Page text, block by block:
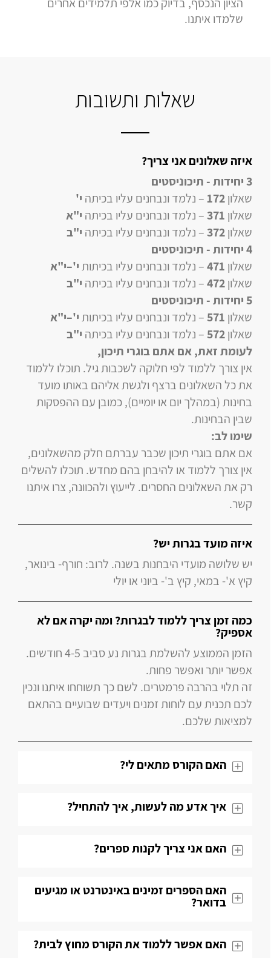
הציון הנכסף, בדיוק כמו אלפי תלמידים אחרים
שלמדו איתנו.
שאלות ותשובות
איזה שאלונים אני צריך?
3 יחידות - תיכוניסטים
שאלון172– נלמד ונבחנים עליו בכיתה י'
שאלון 371– נלמד ונבחנים עליו בכיתה י"א
שאלון372– נלמד ונבחנים עליו בכיתה י"ב
4 יחידות
- תיכוניסטים
שאלון 471
–נלמד ונבחנים עליו בכיתותי'–י"א
שאלון472
–נלמד ונבחנים עליו בכיתה י"ב
5 יחידות
- תיכוניסטים
שאלון 571
–נלמד ונבחנים עליו בכיתותי'–י"א
שאלון572
–נלמד ונבחנים עליו בכיתה י"ב
לעומת זאת, אם אתם בוגרי תיכון,
אין צורך ללמוד לפי חלוקה לשכבות גיל. תוכלו ללמוד
את כל השאלונים ברצף ולגשת אליהם באותו מועד
בחינות (במהלך יום או יומיים), כמובן עם ההפסקות
שבין הבחינות.
שימו לב:
אם אתם בוגרי תיכון שכבר עברתם חלק מהשאלונים,
אין צורך ללמוד או להיבחן בהם מחדש. תוכלו להשלים
רק את השאלונים החסרים. לייעוץ ולהכוונה, צרו איתנו
קשר.
איזה מועד בגרות יש?
יש שלושה מועדי היבחנות בשנה. לרוב: חורף- בינואר,
קיץ א'- במאי, קיץ ב'- ביוני או יולי
כמה זמן צריך ללמוד לבגרות? ומה יקרה אם לא
אספיק?
הזמן הממוצע להשלמת בגרות נע סביב 4-5 חודשים.
אפשר יותר ואפשר פחות.
זה תלוי בהרבה פרמטרים. לשם כך תשוחחו איתנו ונכין
לכם תכנית עם לוחות זמנים ויעדים שבועיים בהתאם
למציאות שלכם.
האם הקורס מתאים לי?
איך אדע מה לעשות, איך להתחיל?
האם אני צריך לקנות ספרים?
האם הספרים זמינים באינטרנט או מגיעים
בדואר?
האם אפשר ללמוד את הקורס מחוץ לבית?